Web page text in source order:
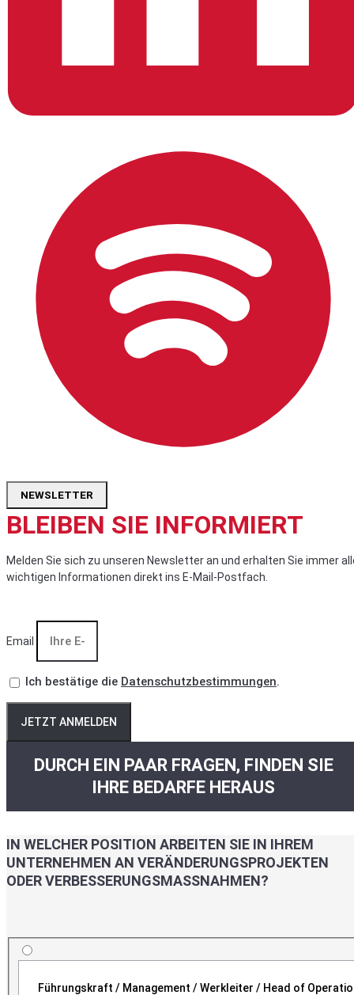
NEWSLETTER
BLEIBEN SIE INFORMIERT
Melden Sie sich zu unseren Newsletter an und erhalten Sie immer
wichtigen Informationen direkt ins E-Mail-Postfach.
Email
Ich bestätige die Datenschutzbestimmungen.
JETZT ANMELDEN
DURCH EIN PAAR FRAGEN, FINDEN SIE
IHRE BEDARFE HERAUS
IN WELCHER POSITION ARBEITEN SIE IN IHREM
UNTERNEHMEN AN VERÄNDERUNGSPROJEKTEN
ODER VERBESSERUNGSMASSNAHMEN?
Führungskraft / Management / Werkleiter / Head of